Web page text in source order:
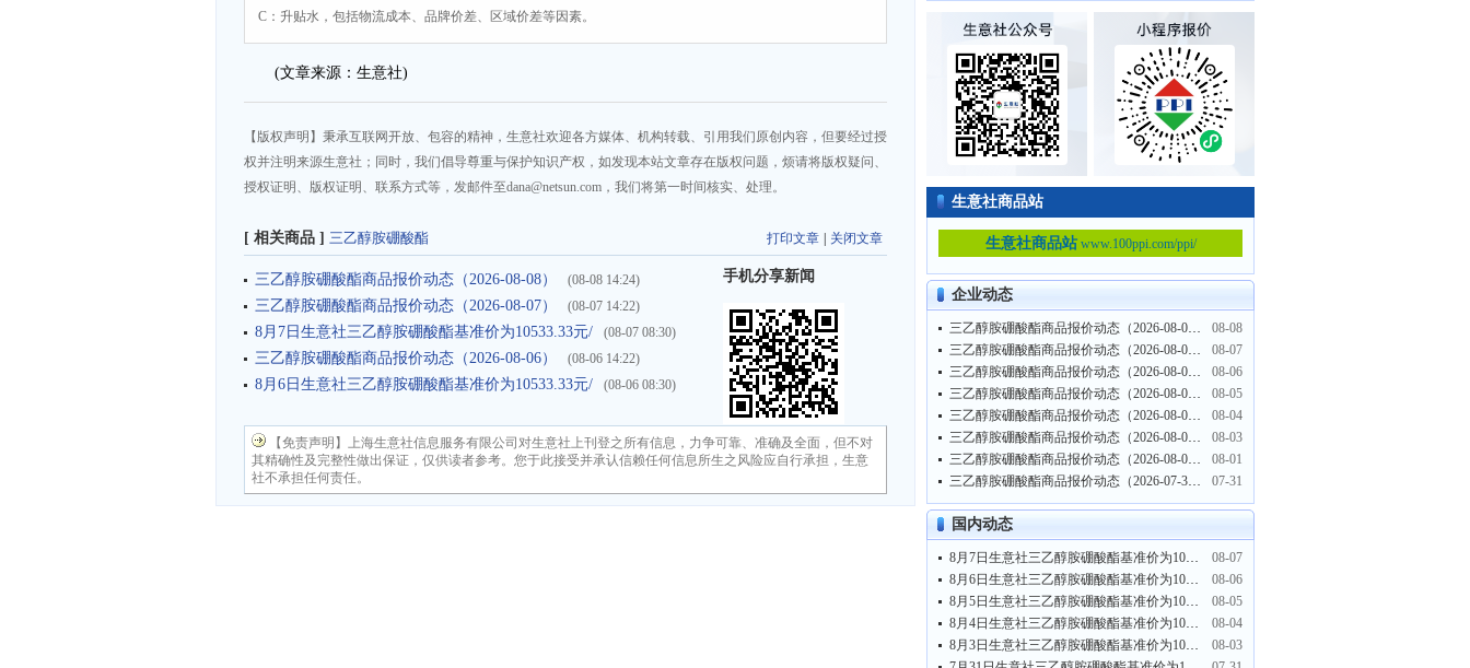
C：升贴水，包括物流成本、品牌价差、区域价差等因素。
(文章来源：生意社)
【版权声明】秉承互联网开放、包容的精神，生意社欢迎各方媒体、机构转载、引用我们原创内容，但要经过授
权并注明来源生意社；同时，我们倡导尊重与保护知识产权，如发现本站文章存在版权问题，烦请将版权疑问、
授权证明、版权证明、联系方式等，发邮件至dana@netsun.com，我们将第一时间核实、处理。
打印文章 关闭文章
[ 相关商品 ] 三乙醇胺硼酸酯
三乙醇胺硼酸酯商品报价动态（2026-08-08） (08-08 14:24)
三乙醇胺硼酸酯商品报价动态（2026-08-07） (08-07 14:22)
8月7日生意社三乙醇胺硼酸酯基准价为10533.33元/ (08-07 08:30)
三乙醇胺硼酸酯商品报价动态（2026-08-06） (08-06 14:22)
8月6日生意社三乙醇胺硼酸酯基准价为10533.33元/ (08-06 08:30)
手机分享新闻
【免责声明】上海生意社信息服务有限公司对生意社上刊登之所有信息，力争可靠、准确及全面，但不对
其精确性及完整性做出保证，仅供读者参考。您于此接受并承认信赖任何信息所生之风险应自行承担，生意
社不承担任何责任。
生意社商品站
生意社商品站www.100ppi.com/ppi/
企业动态
三乙醇胺硼酸酯商品报价动态（2026-08-08）
08-08
三乙醇胺硼酸酯商品报价动态（2026-08-07）
08-07
三乙醇胺硼酸酯商品报价动态（2026-08-06）
08-06
三乙醇胺硼酸酯商品报价动态（2026-08-05）
08-05
三乙醇胺硼酸酯商品报价动态（2026-08-04）
08-04
三乙醇胺硼酸酯商品报价动态（2026-08-03）
08-03
三乙醇胺硼酸酯商品报价动态（2026-08-01）
08-01
三乙醇胺硼酸酯商品报价动态（2026-07-31）
07-31
国内动态
8月7日生意社三乙醇胺硼酸酯基准价为10533.33元/吨
08-07
8月6日生意社三乙醇胺硼酸酯基准价为10533.33元/吨
08-06
8月5日生意社三乙醇胺硼酸酯基准价为10533.33元/吨
08-05
8月4日生意社三乙醇胺硼酸酯基准价为10533.33元/吨
08-04
8月3日生意社三乙醇胺硼酸酯基准价为10533.33元/吨
08-03